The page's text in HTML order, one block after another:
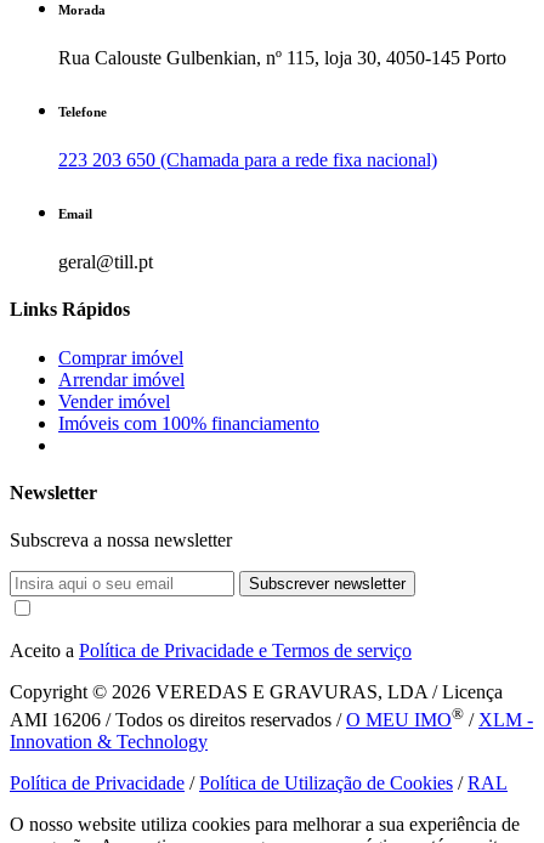
Morada
Rua Calouste Gulbenkian, nº 115, loja 30, 4050-145 Porto
Telefone
223 203 650 (Chamada para a rede fixa nacional)
Email
geral@till.pt
Links Rápidos
Comprar imóvel
Arrendar imóvel
Vender imóvel
Imóveis com 100% financiamento
Newsletter
Subscreva a nossa newsletter
Subscrever newsletter
Aceito a Política de Privacidade e Termos de serviço
Copyright © 2026 VEREDAS E GRAVURAS, LDA / Licença
AMI 16206 / Todos os direitos reservados /O MEU IMO® / XLM -
Innovation & Technology
Política de Privacidade /Política de Utilização de Cookies /RAL
O nosso website utiliza cookies para melhorar a sua experiência de